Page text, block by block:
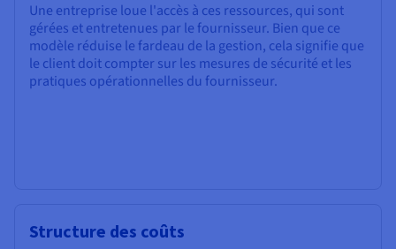
Une entreprise loue l'accès à ces ressources, qui sont
gérées et entretenues par le fournisseur. Bien que ce
modèle réduise le fardeau de la gestion, cela signifie que
le client doit compter sur les mesures de sécurité et les
pratiques opérationnelles du fournisseur.
Structure des coûts